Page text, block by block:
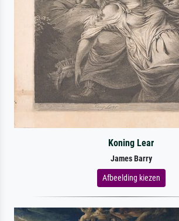
Koning Lear
James Barry
Afbeelding kiezen